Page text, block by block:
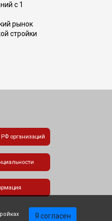
с 1
рынок
стройки
организаций
Я согласен